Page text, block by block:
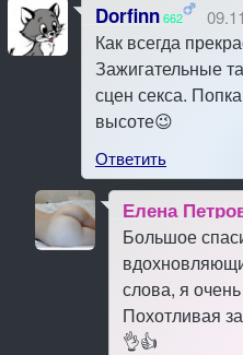
Dorfinn662
Как всегда
Зажигательные
сцен секса.
высоте😉
Ответить
Елена
Большое
слова, я
Похотливая
👌👍